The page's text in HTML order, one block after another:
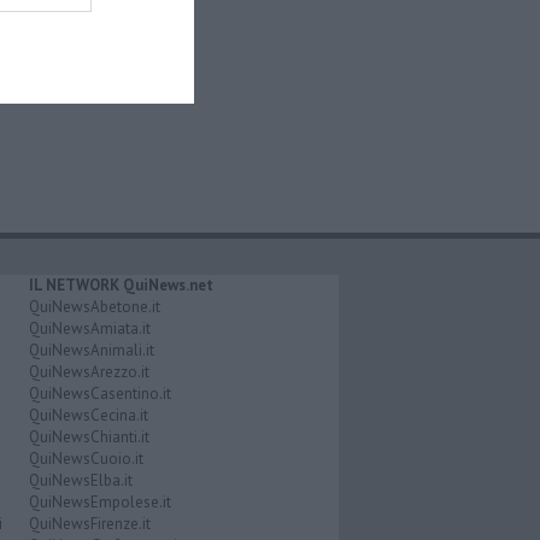
IL NETWORK QuiNews.net
QuiNewsAbetone.it
QuiNewsAmiata.it
QuiNewsAnimali.it
QuiNewsArezzo.it
QuiNewsCasentino.it
QuiNewsCecina.it
QuiNewsChianti.it
QuiNewsCuoio.it
QuiNewsElba.it
QuiNewsEmpolese.it
QuiNewsFirenze.it